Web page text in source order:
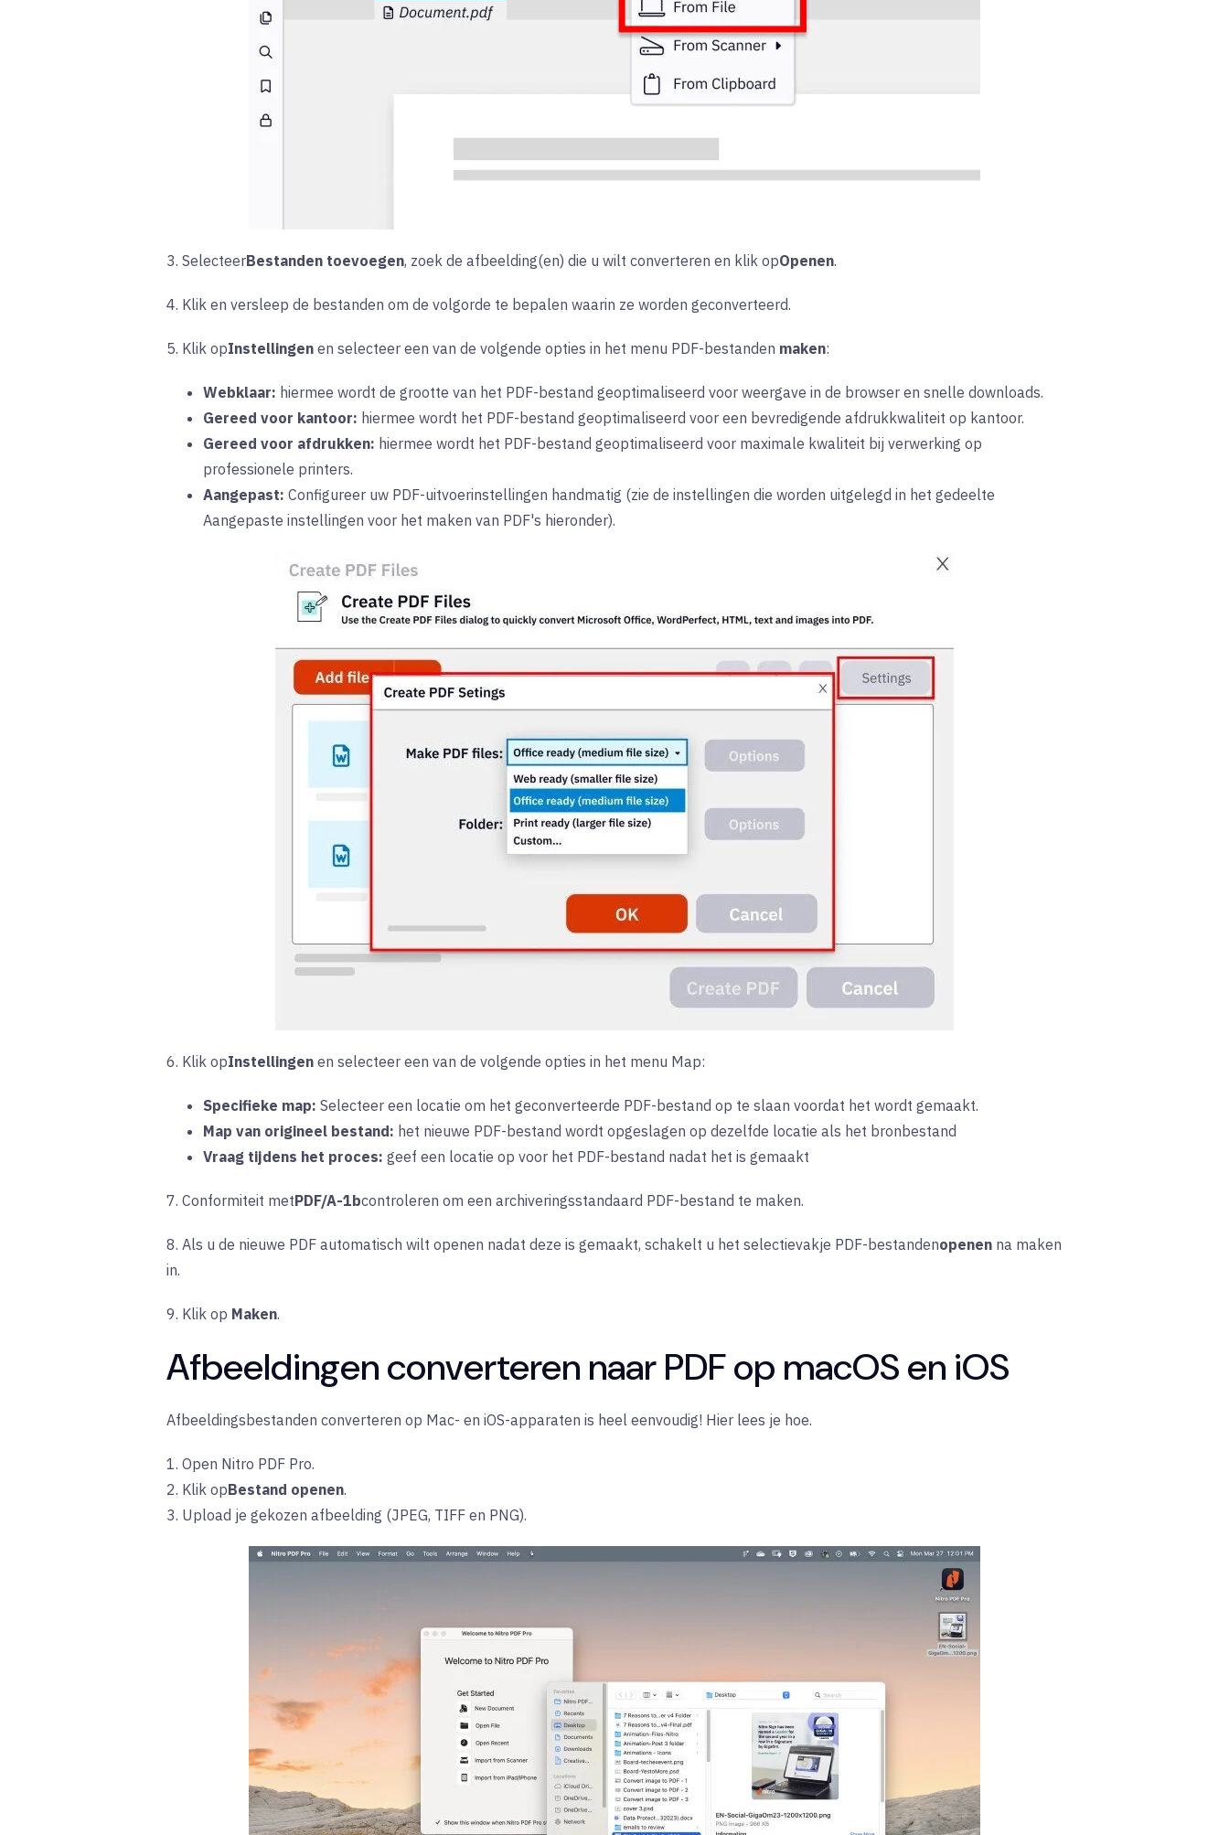
3. SelecteerBestanden toevoegen, zoek de afbeelding(en) die u wilt converteren en klik opOpenen.
4. Klik en versleep de bestanden om de volgorde te bepalen waarin ze worden geconverteerd.
5. Klik opInstellingen en selecteer een van de volgende opties in het menu PDF-bestanden maken:
Webklaar: hiermee wordt de grootte van het PDF-bestand geoptimaliseerd voor weergave in de browser en snelle downloads.
Gereed voor kantoor: hiermee wordt het PDF-bestand geoptimaliseerd voor een bevredigende afdrukkwaliteit op kantoor.
Gereed voor afdrukken: hiermee wordt het PDF-bestand geoptimaliseerd voor maximale kwaliteit bij verwerking op
professionele printers.
Aangepast: Configureer uw PDF-uitvoerinstellingen handmatig (zie de instellingen die worden uitgelegd in het gedeelte
Aangepaste instellingen voor het maken van PDF's hieronder).
6. Klik opInstellingen en selecteer een van de volgende opties in het menu Map:
Specifieke map: Selecteer een locatie om het geconverteerde PDF-bestand op te slaan voordat het wordt gemaakt.
Map van origineel bestand: het nieuwe PDF-bestand wordt opgeslagen op dezelfde locatie als het bronbestand
Vraag tijdens het proces: geef een locatie op voor het PDF-bestand nadat het is gemaakt
7. Conformiteit metPDF/A-1bcontroleren om een archiveringsstandaard PDF-bestand te maken.
8. Als u de nieuwe PDF automatisch wilt openen nadat deze is gemaakt, schakelt u het selectievakje PDF-bestandenopenen na maken
in.
9. Klik op Maken.
Afbeeldingen converteren naar PDF op macOS en iOS
Afbeeldingsbestanden converteren op Mac- en iOS-apparaten is heel eenvoudig! Hier lees je hoe.
1. Open Nitro PDF Pro.
2. Klik opBestand openen.
3. Upload je gekozen afbeelding (JPEG, TIFF en PNG).